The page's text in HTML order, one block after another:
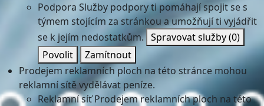
Podpora Služby podpory ti pomáhají spojit se s
týmem stojícím za stránkou a umožňují ti vyjádřit
se k jejím nedostatkům. Spravovat služby(0)
Povolit
Zamítnout
Prodejem reklamních ploch na této stránce mohou
reklamní sítě vydělávat peníze.
Reklamní síť Prodejem reklamních ploch na této